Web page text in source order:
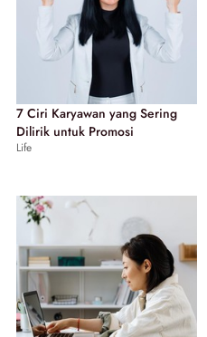
7 Ciri Karyawan yang Sering
Dilirik untuk Promosi
Life